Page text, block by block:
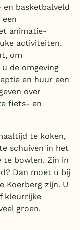
basketbalveld
animatie-
activiteiten.
om
de omgeving
en huur een
over
fiets- en
te koken,
schuiven in het
bowlen. Zin in
Dan moet u bij
Koerberg zijn. U
kleurrijke
groen.